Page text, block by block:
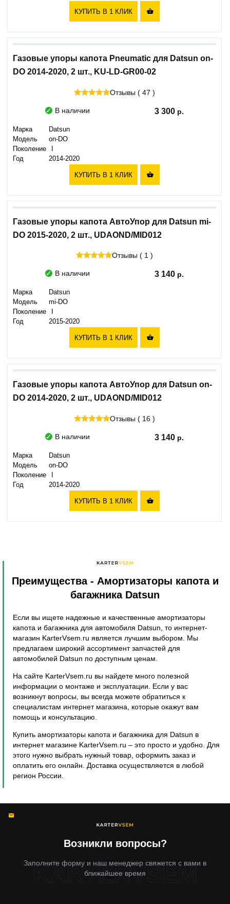
КУПИТЬ В 1 КЛИК 
Газовые упоры капота Pneumatic для Datsun on-
DO 2014-2020, 2 шт., KU-LD-GR00-02
Отзывы ( 47 )
В наличии 3 300
Марка
Datsun
Модель
on-DO
Поколение
Год
2014-2020
КУПИТЬ В 1 КЛИК 
Газовые упоры капота АвтоУпор для Datsun mi-
DO 2015-2020, 2 шт., UDAOND/MID012
Отзывы ( 1 )
В наличии 3 140
Марка
Datsun
Модель
mi-DO
Поколение
Год
2015-2020
КУПИТЬ В 1 КЛИК 
Газовые упоры капота АвтоУпор для Datsun on-
DO 2014-2020, 2 шт., UDAOND/MID012
Отзывы ( 16 )
В наличии 3 140
Марка
Datsun
Модель
on-DO
Поколение
Год
2014-2020
КУПИТЬ В 1 КЛИК 
Преимущества- Амортизаторы капота и
багажника Datsun
Если вы ищете надежные и качественные амортизаторы
капота и багажника для автомобиля Datsun, то интернет-
магазин KarterVsem.ru является лучшим выбором. Мы
предлагаем широкий ассортимент запчастей для
автомобилей Datsun по доступным ценам.
На сайте KarterVsem.ru вы найдете много полезной
информации о монтаже и эксплуатации. Если у вас
возникнут вопросы, вы всегда можете обратиться к
специалистам интернет магазина, которые окажут вам
помощь и консультацию.
Купить амортизаторы капота и багажника для Datsun в
интернет магазине KarterVsem.ru – это просто и удобно. Для
этого нужно выбрать нужный товар, оформить заказ и
оплатить его онлайн. Доставка осуществляется в любой
регион России.
Возникли вопросы?
Заполните форму и наш менеджер свяжется с вами в
ближайшее время